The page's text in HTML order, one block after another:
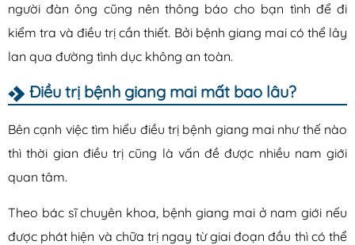
người đàn ông cũng nên thông báo cho bạn tình để đi
kiểm tra và điều trị cần thiết. Bởi bệnh giang mai có thể lây
lan qua đường tình dục không an toàn.
Điều trị bệnh giang mai mất bao lâu?
Bên cạnh việc tìm hiểu điều trị bệnh giang mai như thế nào
thì thời gian điều trị cũng là vấn đề được nhiều nam giới
quan tâm.
Theo bác sĩ chuyên khoa, bệnh giang mai ở nam giới nếu
được phát hiện và chữa trị ngay từ giai đoạn đầu thì có thể